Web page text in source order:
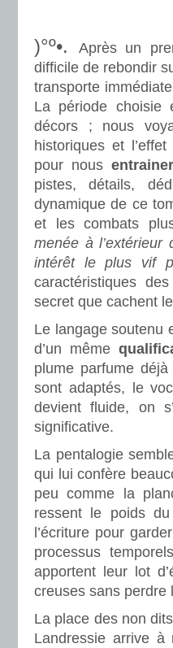
)°º•.
Après un
difficile de rebondir
transporte
La période choisie
décors ; nous
historiques et
pour nous
pistes, détails,
dynamique de ce
et les combats
menée à l’extérieur
intérêt le plus vif
caractéristiques
secret que cachent
Le langage soutenu
d’un même
plume parfume
sont adaptés, le
devient fluide, on
significative.
La pentalogie
qui lui confère
peu comme la
ressent le poids
l’écriture pour
processus
apportent leur lot
creuses sans perdre
La place des non
Landressie arrive